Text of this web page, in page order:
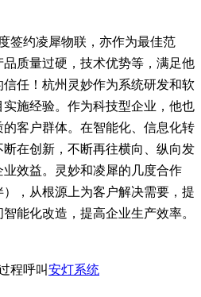
签约凌犀物联，亦作为最佳范
质量过硬，技术优势等，满足他
任！杭州灵妙作为系统研发和软
施经验。作为科技型企业，他也
客户群体。在智能化、信息化转
在创新，不断再往横向、纵向发
效益。灵妙和凌犀的几度合作
），从根源上为客户解决需要，提
能化改造，提高企业生产效率。
程呼叫安灯系统